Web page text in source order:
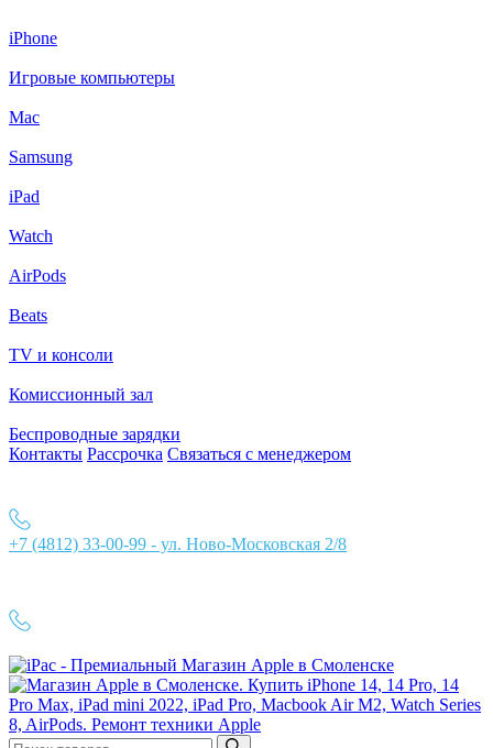
iPhone
Игровые компьютеры
Mac
Samsung
iPad
Watch
AirPods
Beats
TV и консоли
Комиссионный зал
Беспроводные зарядки
Контакты Рассрочка Связаться с менеджером
+7 (4812) 33-00-99 - ул. Ново-Московская 2/8